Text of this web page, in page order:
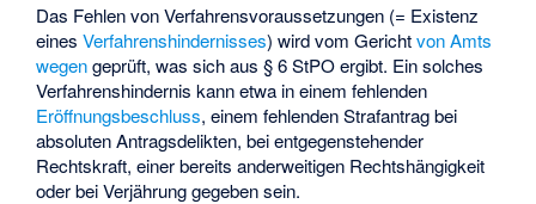
Das Fehlen von Verfahrensvoraussetzungen (= Existenz
einesVerfahrenshindernisses) wird vom Gerichtvon Amts
wegengeprüft, was sich aus § 6 StPO ergibt. Ein solches
Verfahrenshindernis kann etwa in einem fehlenden
Eröffnungsbeschluss, einem fehlenden Strafantrag bei
absoluten Antragsdelikten, bei entgegenstehender
Rechtskraft, einer bereits anderweitigen Rechtshängigkeit
oder bei Verjährung gegeben sein.